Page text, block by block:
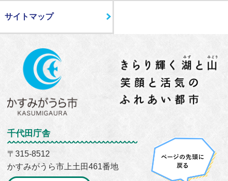
サイトマップ
千代田庁舎
〒315-8512
かすみがうら市上土田461番地